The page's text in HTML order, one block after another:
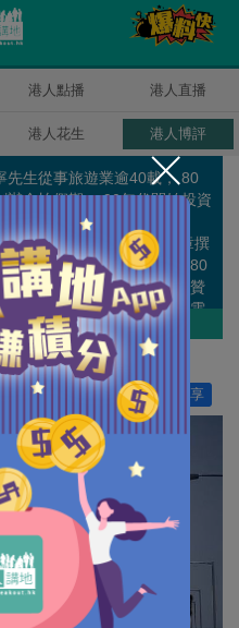
港人點播 港人直播
港人花生 港人博評
先生從事旅遊業逾40載， 80
辦金怡假期， 90年代開始投資
餐飲、資訊科技及地產等業
葉先生公餘時間亦在多家報章撰
旅遊業和社會釋放正能量。80
本港面對金融風暴期間，他贊
電視拍製一系列感人勵志的電
片集“尋找他鄉的故事”，以逆
為主題，感染全球華人。 葉先
經濟發展委員會小組成員，旅
商諮詢委員會委員，特別行政
委員會委員，香港旅遊社東主
長等多項公職。
作者其他博評
分享
讚好 0